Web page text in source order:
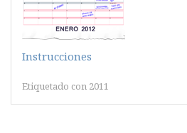
Instrucciones
Etiquetado con 2011